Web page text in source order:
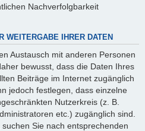
Nachverfolgbarkeit
WEITERGABE IHRER DATEN
Austausch mit anderen Personen
bewusst, dass die Daten Ihres
Beiträge im Internet zugänglich
jedoch festlegen, dass einzelne
Nutzerkreis (z. B.
etc.) zugänglich sind.
Sie nach entsprechenden